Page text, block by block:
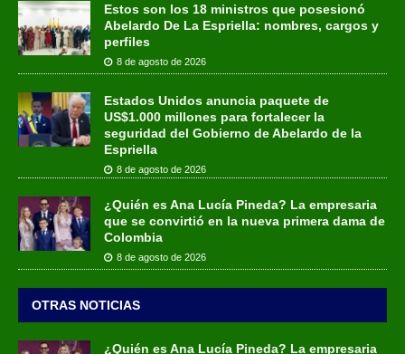
Estos son los 18 ministros que posesionó
Abelardo De La Espriella: nombres, cargos y
perfiles
8 de agosto de 2026
Estados Unidos anuncia paquete de
US$1.000 millones para fortalecer la
seguridad del Gobierno de Abelardo de la
Espriella
8 de agosto de 2026
¿Quién es Ana Lucía Pineda? La empresaria
que se convirtió en la nueva primera dama de
Colombia
8 de agosto de 2026
OTRAS NOTICIAS
¿Quién es Ana Lucía Pineda? La empresaria